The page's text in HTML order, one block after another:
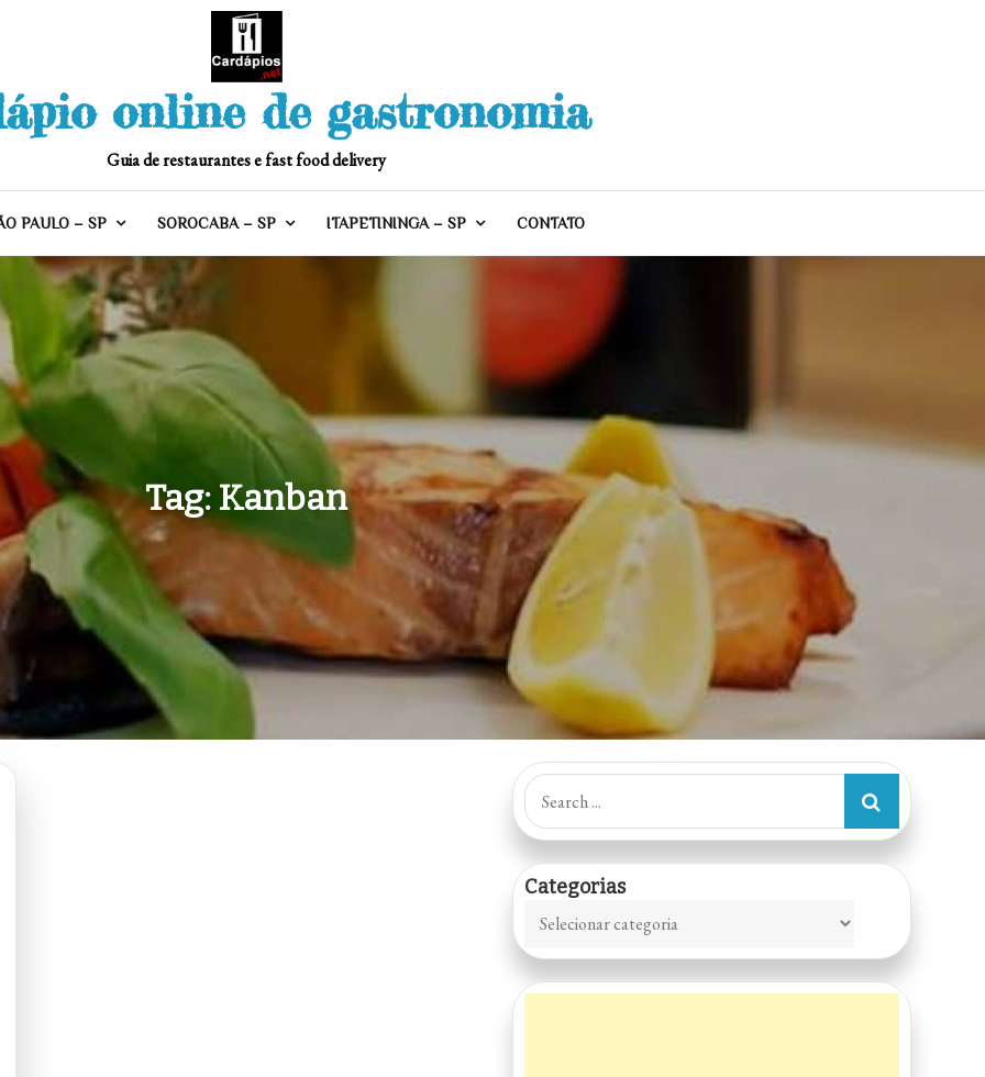
online de gastronomia
Guia de restaurantes e fast food delivery
PAULO – SP SOROCABA – SP ITAPETININGA – SP CONTATO
Tag: Kanban
Search
for:
Categorias
Categorias